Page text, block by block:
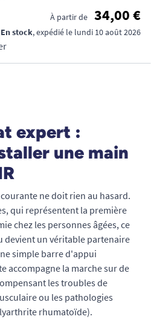
À partir de 34,00 €
En stock, expédié le lundi 10 août 2026
expert :
une main
ne doit rien au hasard.
qui représentent la première
chez les personnes âgées, ce
un véritable partenaire
simple barre d'appui
accompagne la marche sur de
les troubles de
ou les pathologies
rhumatoïde).